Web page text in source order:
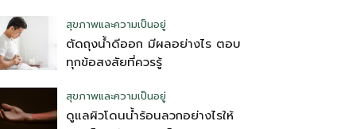
สุขภาพและความเป็นอยู่
ตัดถุงน้ําดีออก มีผลอย่างไร ตอบ
ทุกข้อสงสัยที่ควรรู้
สุขภาพและความเป็นอยู่
ดูแลผิวโดนน้ำร้อนลวกอย่างไรให้